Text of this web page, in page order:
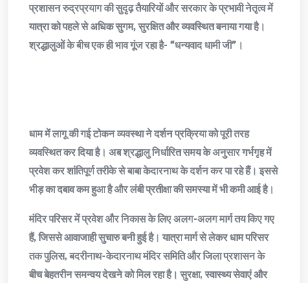
प्रशासन रुद्रप्रयाग की सुदृढ़ तैयारियों और सरकार के प्रभावी नेतृत्व में
यात्रा को पहले से अधिक सुगम, सुरक्षित और व्यवस्थित बनाया गया है।
श्रद्धालुओं के बीच एक ही भाव गूंज रहा है- “धन्यवाद धामी जी”।
धाम में लागू की गई टोकन व्यवस्था ने दर्शन प्रक्रिया को पूरी तरह
व्यवस्थित कर दिया है। अब श्रद्धालु निर्धारित समय के अनुसार गर्भगृह में
प्रवेश कर शांतिपूर्ण तरीके से बाबा केदारनाथ के दर्शन कर पा रहे हैं। इससे
भीड़ का दबाव कम हुआ है और लंबी प्रतीक्षा की समस्या में भी कमी आई है।
मंदिर परिसर में प्रवेश और निकास के लिए अलग-अलग मार्ग तय किए गए
हैं, जिससे आवाजाही सुचारु बनी हुई है। यात्रा मार्ग से लेकर धाम परिसर
तक पुलिस, बदरीनाथ-केदारनाथ मंदिर समिति और जिला प्रशासन के
बीच बेहतरीन समन्वय देखने को मिल रहा है। सुरक्षा, स्वास्थ्य सेवाएं और